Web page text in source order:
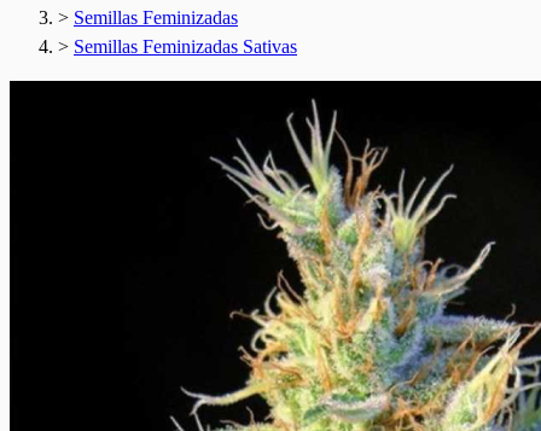
> Semillas Feminizadas
> Semillas Feminizadas Sativas